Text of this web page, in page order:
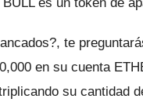
te
en su cuenta
su cantidad